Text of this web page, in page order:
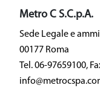
Metro C S.C.p.A.
Sede Legale e
00177 Roma
Tel. 06-97659100,